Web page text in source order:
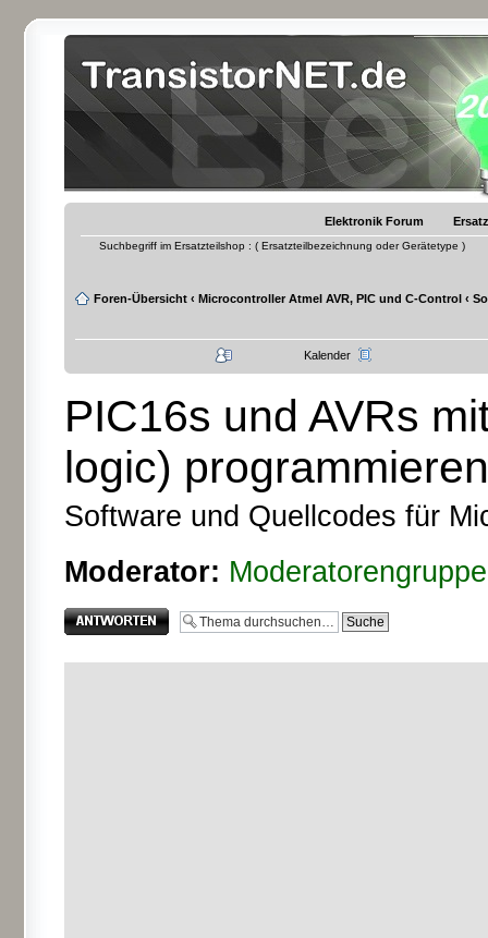
Elektronik Forum
Suchbegriff im Ersatzteilshop : ( Ersatzteilbezeichnung oder Gerätetype )
Foren-Übersicht ‹ Microcontroller Atmel AVR, PIC und C-Control ‹
Kalender
PIC16s und AVRs
logic) programmieren
Software und Quellcodes für
Moderator: Moderatorengruppe
Antwort erstellen